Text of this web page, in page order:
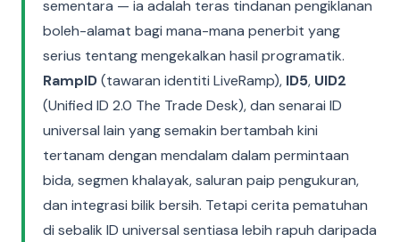
sementara — ia adalah teras tindanan pengiklanan
boleh-alamat bagi mana-mana penerbit yang
serius tentang mengekalkan hasil programatik.
RampID(tawaran identiti LiveRamp), ID5, UID2
(Unified ID 2.0 The Trade Desk), dan senarai ID
universal lain yang semakin bertambah kini
tertanam dengan mendalam dalam permintaan
bida, segmen khalayak, saluran paip pengukuran,
dan integrasi bilik bersih. Tetapi cerita pematuhan
di sebalik ID universal sentiasa lebih rapuh daripada